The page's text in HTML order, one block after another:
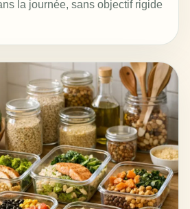
la journée, sans objectif rigide